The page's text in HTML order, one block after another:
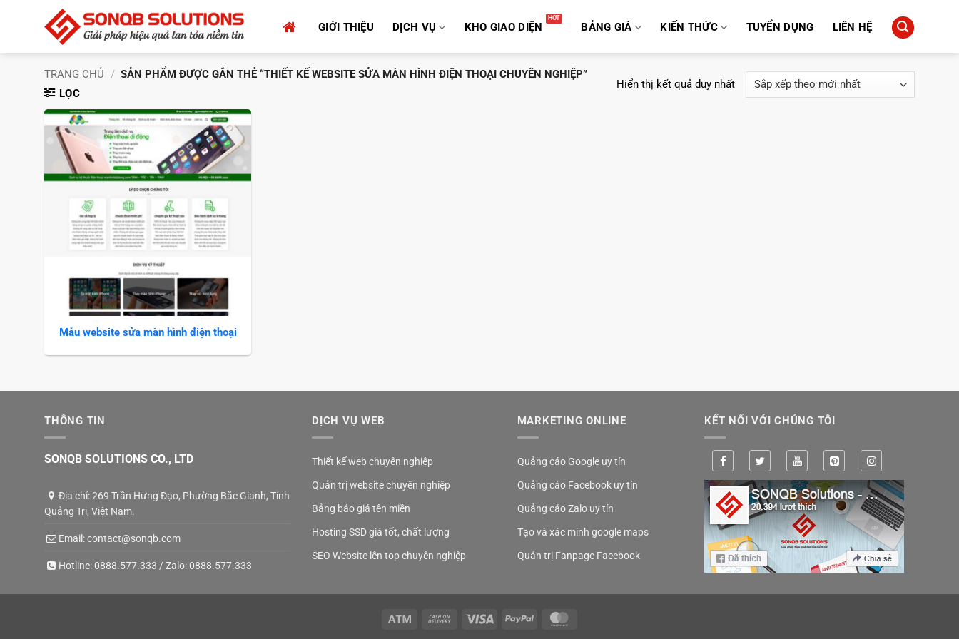
GIỚI THIỆU DỊCH VỤ KHO GIAO DIỆN BẢNG GIÁ KIẾN THỨC TUYỂN DỤNG LIÊN HỆ
TRANG CHỦ / SẢN PHẨM ĐƯỢC GẮN THẺ “THIẾT KẾ WEBSITE SỬA MÀN HÌNH ĐIỆN THOẠI CHUYÊN NGHIỆP”
LỌC
Hiển thị kết quả duy nhất
Mẫu website sửa màn hình điện thoại
THÔNG TIN
SONQB SOLUTIONS CO., LTD
Địa chỉ: 269 Trần Hưng Đạo, Phường Bắc Gianh, Tỉnh
Quảng Trị, Việt Nam.
Email:contact@sonqb.com
Hotline:0888.577.333 / Zalo:0888.577.333
DỊCH VỤ WEB
Thiết kế web chuyên nghiệp
Quản trị website chuyên nghiệp
Bảng báo giá tên miền
Hosting SSD giá tốt, chất lượng
SEO Website lên top chuyên nghiệp
MARKETING ONLINE
Quảng cáo Google uy tín
Quảng cáo Facebook uy tín
Quảng cáo Zalo uy tín
Tạo và xác minh google maps
Quản trị Fanpage Facebook
KẾT NỐI VỚI CHÚNG TÔI
Atm
Cash
Visa PayPal